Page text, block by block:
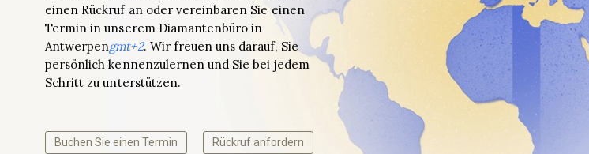
einen Rückruf an oder vereinbaren Sie einen
Termin in unserem Diamantenbüro in
Antwerpengmt+2. Wir freuen uns darauf, Sie
persönlich kennenzulernen und Sie bei jedem
Schritt zu unterstützen.
Buchen Sie einen Termin Rückruf anfordern